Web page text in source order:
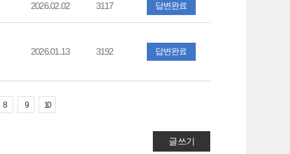
2026.02.02 3117 답변완료
2026.01.13 3192 답변완료
8 9 10
글쓰기